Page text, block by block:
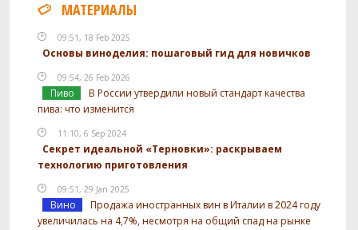
МАТЕРИАЛЫ
09:51, 18 Feb 2025
Основы виноделия: пошаговый гид для новичков
09:54, 26 Feb 2026
Пиво
В России утвердили новый стандарт качества
пива: что изменится
11:10, 6 Sep 2024
Секрет идеальной «Терновки»: раскрываем
технологию приготовления
09:51, 29 Jan 2025
Вино
Продажа иностранных вин в Италии в 2024 году
увеличилась на 4,7%, несмотря на общий спад на рынке